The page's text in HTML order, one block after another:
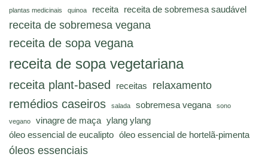
plantas medicinais quinoa receita receita de sobremesa saudável
receita de sobremesa vegana
receita de sopa vegana
receita de sopa vegetariana
receita plant-based receitas relaxamento
remédios caseiros salada sobremesa vegana sono
vegano vinagre de maça ylang ylang
óleo essencial de eucalipto óleo essencial de hortelã-pimenta
óleos essenciais